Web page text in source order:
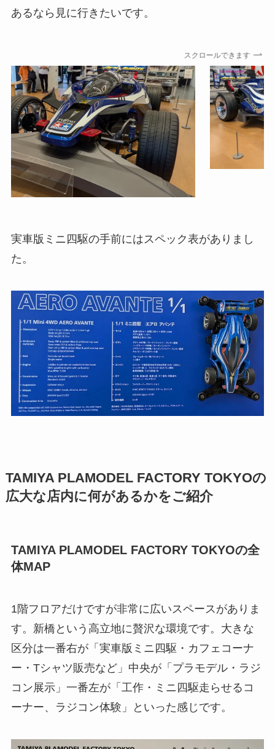
あるなら見に行きたいです。
スクロールできます
実車版ミニ四駆の手前にはスペック表がありまし
た。
TAMIYA PLAMODEL FACTORY TOKYOの
広大な店内に何があるかをご紹介
TAMIYA PLAMODEL FACTORY TOKYOの全
体MAP
1階フロアだけですが非常に広いスペースがありま
す。新橋という高立地に贅沢な環境です。大きな
区分は一番右が「実車版ミニ四駆・カフェコーナ
ー・Tシャツ販売など」中央が「プラモデル・ラジ
コン展示」一番左が「工作・ミニ四駆走らせるコ
ーナー、ラジコン体験」といった感じです。